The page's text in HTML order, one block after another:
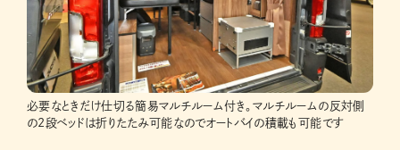
必要なときだけ仕切る簡易マルチルーム付き。マルチルームの反対側
の2段ベッドは折りたたみ可能なのでオートバイの積載も可能です